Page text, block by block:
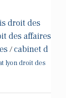
droit des
des affaires
/cabinet d
lyon droit des